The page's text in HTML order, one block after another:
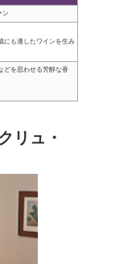
ン
にも適したワインを生み
どを思わせる芳醇な香
リュ・